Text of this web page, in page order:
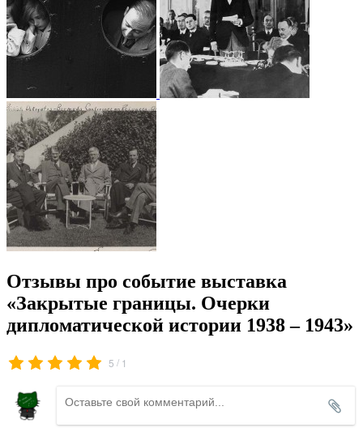
Отзывы про событие выставка
«Закрытые границы. Очерки
дипломатической истории 1938 – 1943»
5 / 1